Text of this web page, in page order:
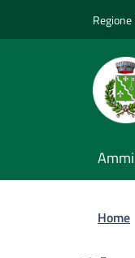
Home